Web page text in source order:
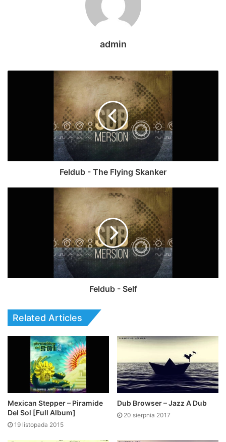
admin
Feldub - The Flying Skanker
Feldub - Self
Related Articles
Mexican Stepper – Piramide
Del Sol [Full Album]
19 listopada 2015
Dub Browser – Jazz A Dub
20 sierpnia 2017